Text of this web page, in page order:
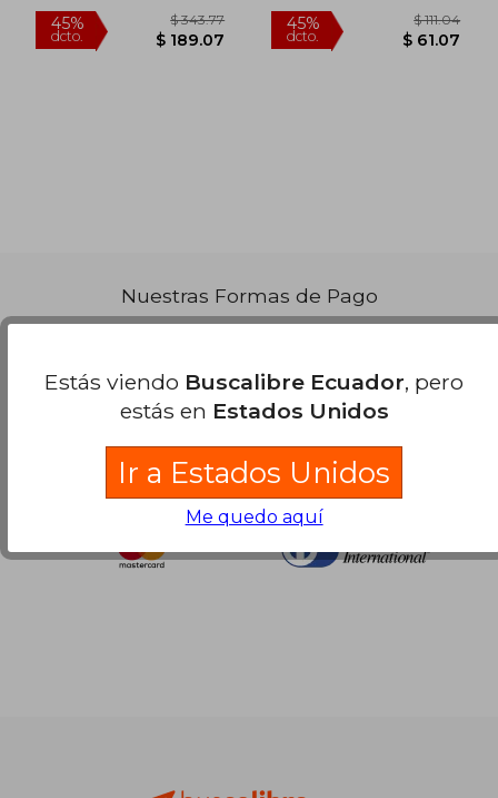
Nuestras Formas de Pago
Estás viendo Buscalibre Ecuador, pero
estás en Estados Unidos
Ir a Estados Unidos
Me quedo aquí